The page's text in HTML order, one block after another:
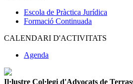
Escola de Pràctica Jurídica
Formació Continuada
CALENDARI D'ACTIVITATS
Agenda
Il·lustre Col·legi d'Advocats de